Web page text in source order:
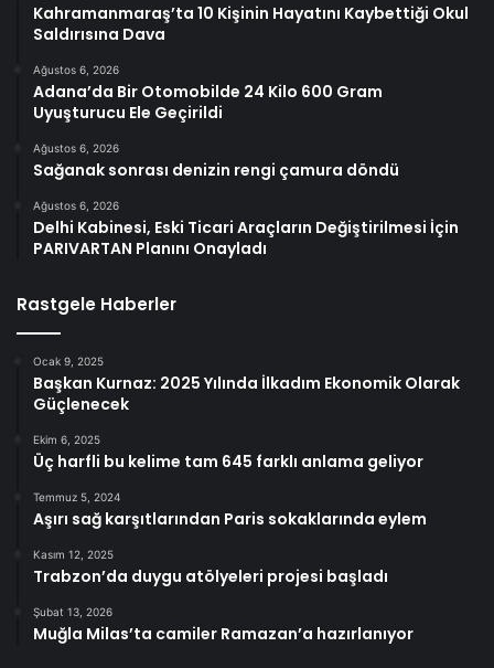
Kahramanmaraş’ta 10 Kişinin Hayatını Kaybettiği Okul
Saldırısına Dava
Ağustos 6, 2026
Adana’da Bir Otomobilde 24 Kilo 600 Gram
Uyuşturucu Ele Geçirildi
Ağustos 6, 2026
Sağanak sonrası denizin rengi çamura döndü
Ağustos 6, 2026
Delhi Kabinesi, Eski Ticari Araçların Değiştirilmesi İçin
PARIVARTAN Planını Onayladı
Rastgele Haberler
Ocak 9, 2025
Başkan Kurnaz: 2025 Yılında İlkadım Ekonomik Olarak
Güçlenecek
Ekim 6, 2025
Üç harfli bu kelime tam 645 farklı anlama geliyor
Temmuz 5, 2024
Aşırı sağ karşıtlarından Paris sokaklarında eylem
Kasım 12, 2025
Trabzon’da duygu atölyeleri projesi başladı​​​​​​​
Şubat 13, 2026
Muğla Milas’ta camiler Ramazan’a hazırlanıyor